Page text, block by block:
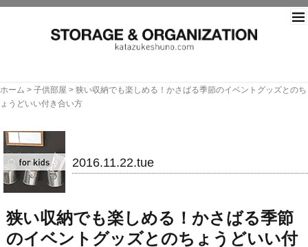
ホーム > 子供部屋 > 狭い収納でも楽しめる！かさばる季節のイベントグッズとのち
ょうどいい付き合い方
2016.11.22.tue
狭い収納でも楽しめる！かさばる季節
のイベントグッズとのちょうどいい付